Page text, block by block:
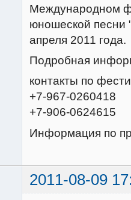
Международном
юношеской песни
апреля 2011 года.
Подробная
контакты по
+7-967-0260418
+7-906-0624615
Информация по
2011-08-09